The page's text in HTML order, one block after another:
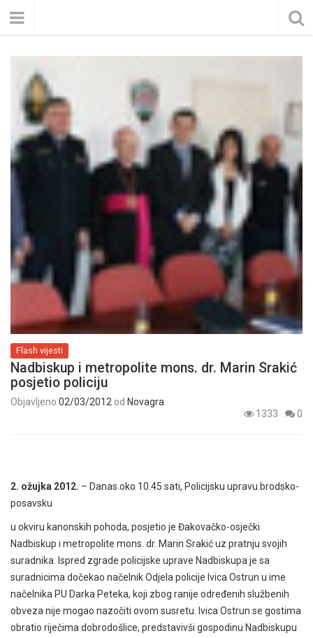
Flash vijesti
Nadbiskup i metropolite mons. dr. Marin Srakić
posjetio policiju
Objavljeno 02/03/2012 od Novagra
1333
0
2. ožujka 2012. – Danas oko 10.45 sati, Policijsku upravu brodsko-
posavsku
u okviru kanonskih pohoda, posjetio je Đakovačko-osječki
Nadbiskup i metropolite mons. dr. Marin Srakić uz pratnju svojih
suradnika. Ispred zgrade policijske uprave Nadbiskupa je sa
suradnicima dočekao načelnik Odjela policije Ivica Ostrun u ime
načelnika PU Darka Peteka, koji zbog ranije određenih službenih
obveza nije mogao nazočiti ovom susretu. Ivica Ostrun se gostima
obratio riječima dobrodošlice, predstavivši gospodinu Nadbiskupu